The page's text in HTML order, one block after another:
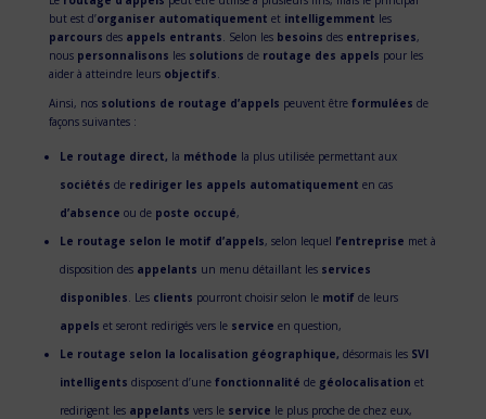
but est d’organiser automatiquement et intelligemment les
parcours des appels entrants . Selon les besoins des entreprises,
nous personnalisons les solutions de routage des appels pour les
aider à atteindre leurs objectifs
Ainsi, nos solutions de routage d’appels peuvent être formulées de
façons suivantes :
Le routage direct, la méthode la plus utilisée permettant aux
sociétés de rediriger les appels automatiquement en cas
d’absence ou de poste occupé,
Le routage selon le motif d’appels, selon lequel l’entreprise met à
disposition des appelants un menu détaillant les services
disponibles . Les clients pourront choisir selon le motif de leurs
appels et seront redirigés vers le service en question,
Le routage selon la localisation géographique, désormais les SVI
intelligents disposent d’une fonctionnalité de géolocalisation et
redirigent les appelants vers le service le plus proche de chez eux,